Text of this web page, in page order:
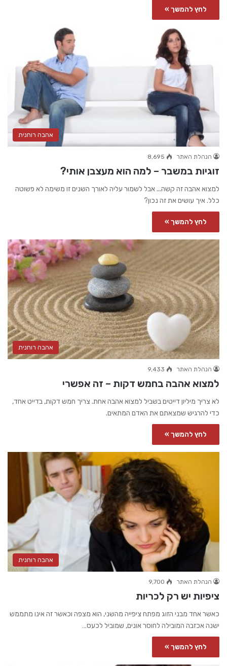
לחץ להמשך »
אהבה רוחנית
הנהלת האתר 8,695
זוגיות במשבר – למה הוא מעצבן אותי?
למצוא אהבה זה קשה... אבל לשמור עליה לאורך השנים זו משימה לא פשוטה
כלל. איך עושים את זה נכון?
לחץ להמשך »
אהבה רוחנית
הנהלת האתר 9,433
למצוא אהבה בחמש דקות – זה אפשרי
לא צריך מיליון דייטים בשביל למצוא אהבה אחת. צריך חמש דקות, בדייט אחד,
כדי להרגיש שמצאתם את האדם המתאים.
לחץ להמשך »
אהבה רוחנית
הנהלת האתר 9,700
ציפיות יש רק לכריות
כאשר אחד מבני הזוג מפתח ציפייה מהשני, הוא מצפה וכאשר זה אינו מתממש
ישנה אכזבה המובילה לחוסר אונים, שמוביל לכעס…
לחץ להמשך »